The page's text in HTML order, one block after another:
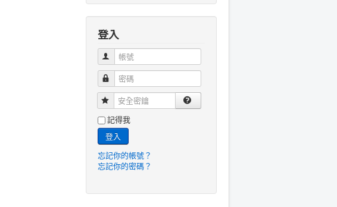
登入
帳號
密碼
安全密鑰
記得我
登入
忘記你的帳號？
忘記你的密碼？